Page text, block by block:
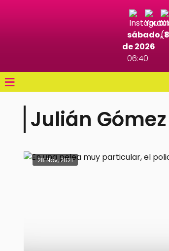
sábado,
de 2026
06:40
≡
Julián Gómez
28 Nov, 2021